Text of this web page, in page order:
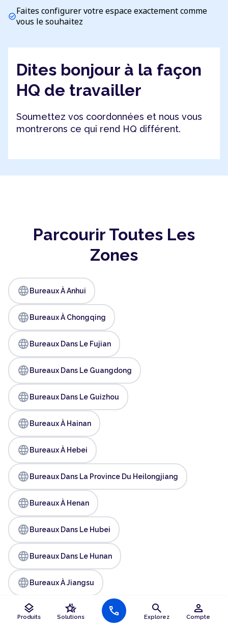
layers
Produits
hotel_class
Solutions call search
Explorez
person
Compte
check_circleFaites configurer votre espace exactement comme
vous le souhaitez
Dites bonjour à la façon
HQ de travailler
Soumettez vos coordonnées et nous vous
montrerons ce qui rend HQ différent.
Parcourir Toutes Les
Zones
language Bureaux À Anhui
language Bureaux À Chongqing
language Bureaux Dans Le Fujian
language Bureaux Dans Le Guangdong
language Bureaux Dans Le Guizhou
language Bureaux À Hainan
language Bureaux À Hebei
language Bureaux Dans La Province Du Heilongjiang
language Bureaux À Henan
language Bureaux Dans Le Hubei
language Bureaux Dans Le Hunan
language Bureaux À Jiangsu
languageBureaux À Jiangxi